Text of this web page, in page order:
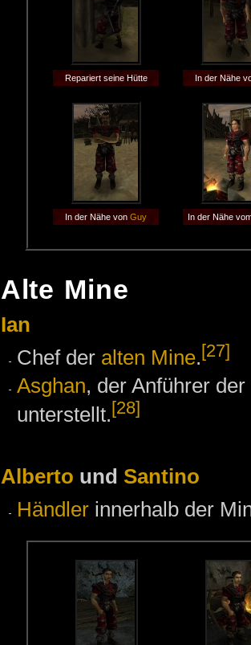
Repariert seine Hütte In der Nähe
In der Nähe vonGuy In der Nähe
Alte Mine
Ian
Chef der alten Mine.[27]
Asghan, der Anführer
unterstellt.[28]
Alberto und Santino
Händler innerhalb der